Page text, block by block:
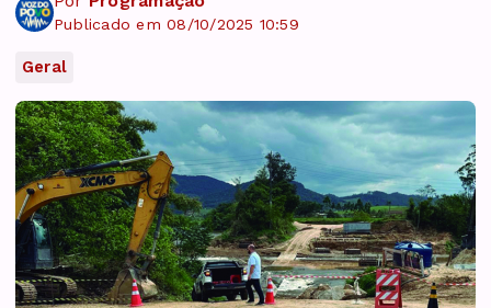
Publicado em 08/10/2025 10:59
Geral